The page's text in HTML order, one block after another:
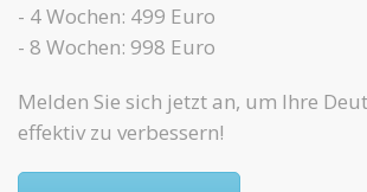
- 4 Wochen: 499 Euro
- 8 Wochen: 998 Euro
Melden Sie sich jetzt an, um Ihre
effektiv zu verbessern!